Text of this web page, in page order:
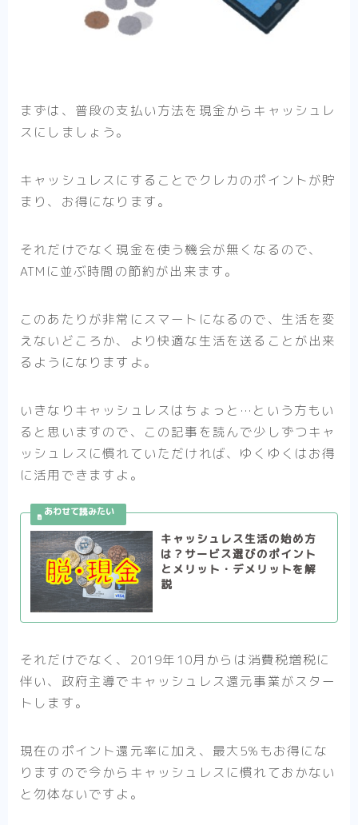
まずは、普段の支払い方法を現金からキャッシュレ
スにしましょう。
キャッシュレスにすることでクレカのポイントが貯
まり、お得になります。
それだけでなく現金を使う機会が無くなるので、
ATMに並ぶ時間の節約が出来ます。
このあたりが非常にスマートになるので、生活を変
えないどころか、より快適な生活を送ることが出来
るようになりますよ。
いきなりキャッシュレスはちょっと…という方もい
ると思いますので、この記事を読んで少しずつキャ
ッシュレスに慣れていただければ、ゆくゆくはお得
に活用できますよ。
キャッシュレス生活の始め方
は？サービス選びのポイント
とメリット・デメリットを解
説
それだけでなく、2019年10月からは消費税増税に
伴い、政府主導でキャッシュレス還元事業がスター
トします。
現在のポイント還元率に加え、最大5%もお得にな
りますので今からキャッシュレスに慣れておかない
と勿体ないですよ。